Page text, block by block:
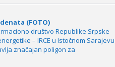
(FOTO)
društvo Republike Srpske
– IRCE u Istočnom Sarajevu
značajan poligon za